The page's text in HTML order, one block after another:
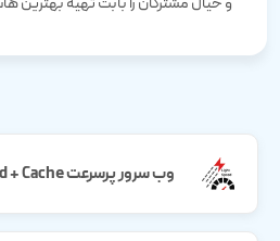
وب سرور پرسرعت Litespeed + Cache